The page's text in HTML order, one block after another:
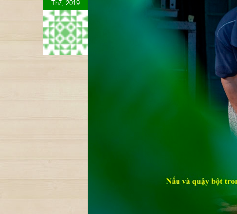
Th7, 2019